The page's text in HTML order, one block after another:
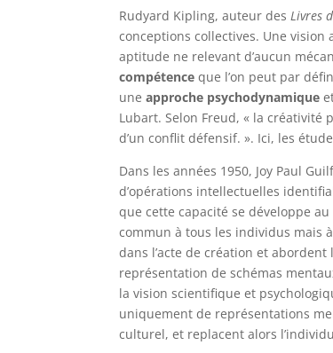
Rudyard Kipling, auteur des Livres
conceptions collectives. Une vision
aptitude ne relevant d’aucun
compétence que l’on peut par
uneapproche psychodynamique
Lubart. Selon Freud, « la créativité
d’un conflit défensif. ». Ici, les
Dans les années 1950, Joy Paul
d’opérations intellectuelles
que cette capacité se développe
commun à tous les individus mais
dans l’acte de création et
représentation de schémas
la vision scientifique et
uniquement de représentations
culturel, et replacent alors